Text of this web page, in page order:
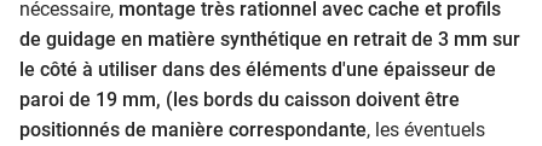
nécessaire, montage très rationnel avec cache et profils
de guidage en matière synthétique en retrait de 3 mm sur
le côté à utiliser dans des éléments d'une épaisseur de
paroi de 19 mm, (les bords du caisson doivent être
positionnés de manière correspondante, les éventuels